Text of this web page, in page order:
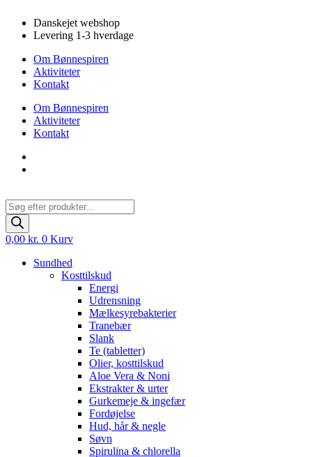
indhold
Danskejet webshop
Levering 1-3 hverdage
Om Bønnespiren
Aktiviteter
Kontakt
Om Bønnespiren
Aktiviteter
Kontakt
Products
search
0,00 kr. 0 Kurv
Sundhed
Kosttilskud
Energi
Udrensning
Mælkesyrebakterier
Tranebær
Slank
Te (tabletter)
Olier, kosttilskud
Aloe Vera & Noni
Ekstrakter & urter
Gurkemeje & ingefær
Fordøjelse
Hud, hår & negle
Søvn
Spirulina & chlorella